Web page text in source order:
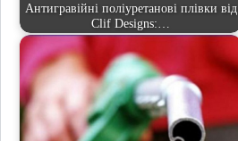
Антигравійні поліуретанові плівки від
Clif Designs:…